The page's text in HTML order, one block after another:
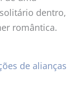
dentro,
romântica.
de alianças